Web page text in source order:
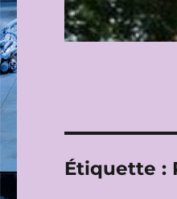
Étiquette :